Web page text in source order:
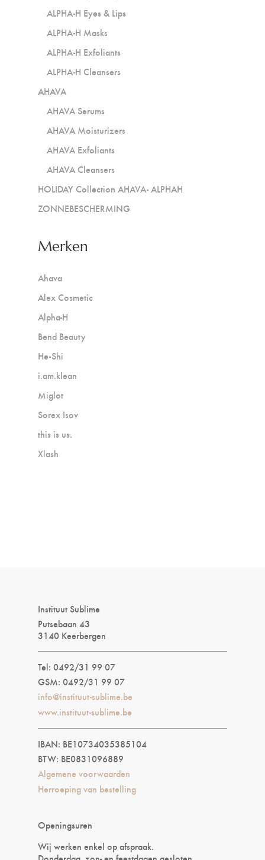
ALPHA-H Eyes & Lips
ALPHA-H Masks
ALPHA-H Exfoliants
ALPHA-H Cleansers
AHAVA
AHAVA Serums
AHAVA Moisturizers
AHAVA Exfoliants
AHAVA Cleansers
HOLIDAY Collection AHAVA- ALPHAH
ZONNEBESCHERMING
Merken
Ahava
Alex Cosmetic
Alpha-H
Bend Beauty
He-Shi
i.am.klean
Miglot
Sorex Isov
this is us.
Xlash
Instituut Sublime
Putsebaan 43
3140 Keerbergen
Tel: 0492/31 99 07
GSM: 0492/31 99 07
info@instituut-sublime.be
www.instituut-sublime.be
IBAN: BE10734035385104
BTW: BE0831096889
Algemene voorwaarden
Herroeping van bestelling
Openingsuren
Wij werken enkel op afspraak.